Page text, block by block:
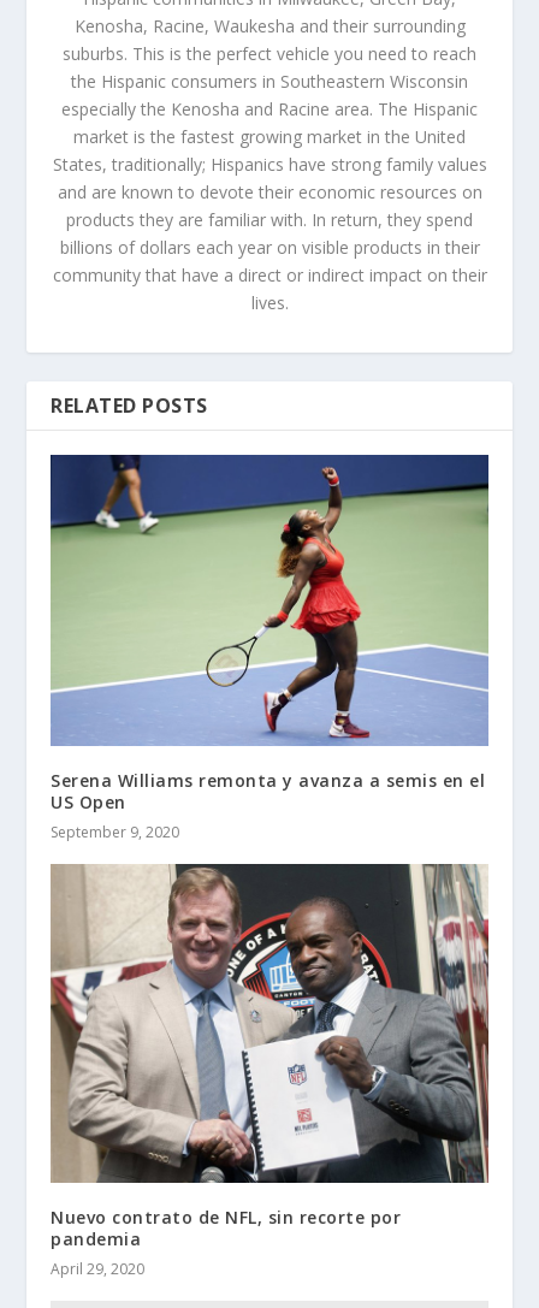
Kenosha, Racine, Waukesha and their surrounding
suburbs. This is the perfect vehicle you need to reach
the Hispanic consumers in Southeastern Wisconsin
especially the Kenosha and Racine area. The Hispanic
market is the fastest growing market in the United
States, traditionally; Hispanics have strong family values
and are known to devote their economic resources on
products they are familiar with. In return, they spend
billions of dollars each year on visible products in their
community that have a direct or indirect impact on their
lives.
RELATED POSTS
Serena Williams remonta y avanza a semis en el
US Open
September 9, 2020
Nuevo contrato de NFL, sin recorte por
pandemia
April 29, 2020